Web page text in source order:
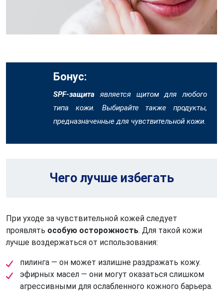
Бонус:
SPF-защита является щитом для любого
типа кожи. Выбирайте также продукты,
предназначенные для чувствительной кожи.
Чего лучше избегать
При уходе за чувствительной кожей следует
проявлять особую осторожность. Для такой кожи
лучше воздержаться от использования:
пилинга — он может излишне раздражать кожу.
эфирных масел — они могут оказаться слишком
агрессивными для ослабленного кожного барьера.